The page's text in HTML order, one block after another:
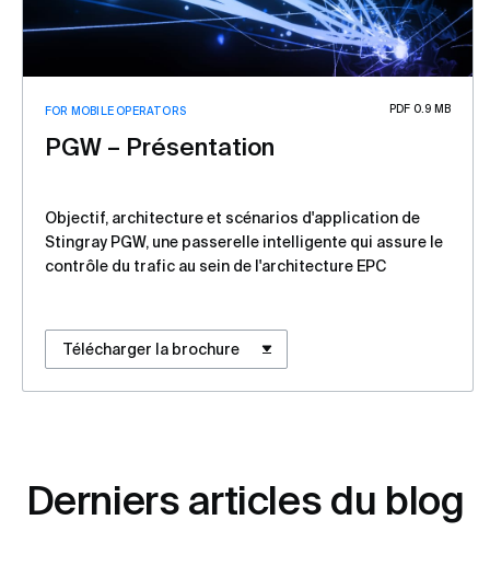
FOR MOBILE OPERATORS PDF 0.9 MB
PGW – Présentation
Objectif, architecture et scénarios d'application de
Stingray PGW, une passerelle intelligente qui assure le
contrôle du trafic au sein de l'architecture EPC
Télécharger la brochure
Derniers articles du blog